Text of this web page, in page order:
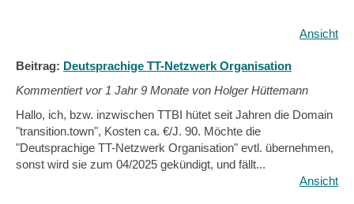
Ansicht
Beitrag: Deutsprachige TT-Netzwerk Organisation
Kommentiert vor 1 Jahr 9 Monate von Holger Hüttemann
Hallo, ich, bzw. inzwischen TTBI hütet seit Jahren die Domain
"transition.town", Kosten ca. €/J. 90. Möchte die
"Deutsprachige TT-Netzwerk Organisation" evtl. übernehmen,
sonst wird sie zum 04/2025 gekündigt, und fällt...
Ansicht